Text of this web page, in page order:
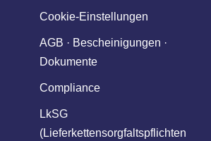
Cookie-Einstellungen
AGB · Bescheinigungen ·
Dokumente
Compliance
LkSG
(Lieferkettensorgfaltspflichten